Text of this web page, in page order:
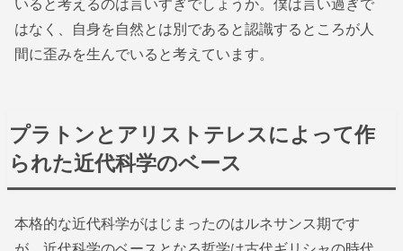
いると考えるのは言いすぎでしょうか。僕は言い過ぎで
はなく、自身を自然とは別であると認識するところが人
間に歪みを生んでいると考えています。
プラトンとアリストテレスによって作
られた近代科学のベース
本格的な近代科学がはじまったのはルネサンス期です